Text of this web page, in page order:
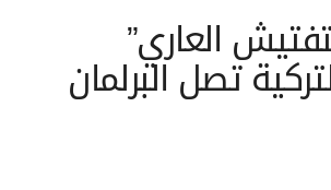
العاري”
تصل البرلمان